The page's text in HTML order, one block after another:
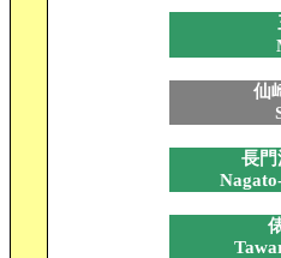
仙
長